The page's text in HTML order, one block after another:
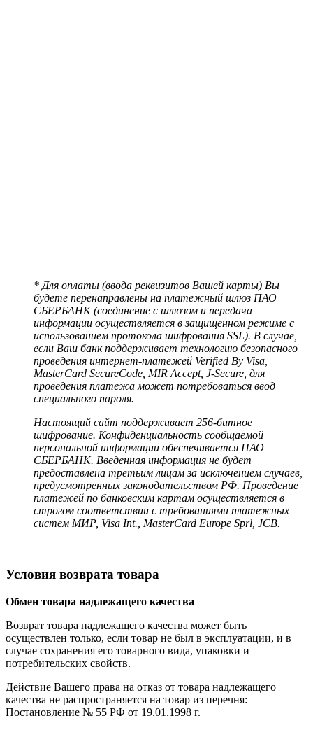
* Для оплаты (ввода реквизитов Вашей карты) Вы
будете перенаправлены на платежный шлюз ПАО
СБЕРБАНК (соединение с шлюзом и передача
информации осуществляется в защищенном режиме с
использованием протокола шифрования SSL). В случае,
если Ваш банк поддерживает технологию безопасного
проведения интернет-платежей Verified By Visa,
MasterCard SecureCode, MIR Accept, J-Secure, для
проведения платежа может потребоваться ввод
специального пароля.
Настоящий сайт поддерживает 256-битное
шифрование. Конфиденциальность сообщаемой
персональной информации обеспечивается ПАО
СБЕРБАНК. Введенная информация не будет
предоставлена третьим лицам за исключением случаев,
предусмотренных законодательством РФ. Проведение
платежей по банковским картам осуществляется в
строгом соответствии с требованиями платежных
систем МИР, Visa Int., MasterCard Europe Sprl, JCB.
Условия возврата товара
Обмен товара надлежащего качества
Возврат товара надлежащего качества может быть
осуществлен только, если товар не был в эксплуатации, и в
случае сохранения его товарного вида, упаковки и
потребительских свойств.
Действие Вашего права на отказ от товара надлежащего
качества не распространяется на товар из перечня:
Постановление № 55 РФ от 19.01.1998 г.